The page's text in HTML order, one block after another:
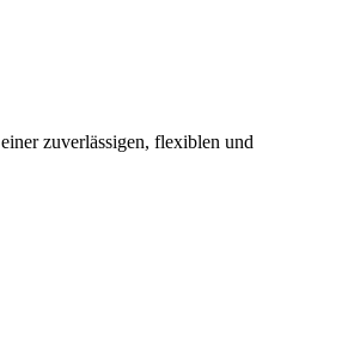
zuverlässigen, flexiblen und